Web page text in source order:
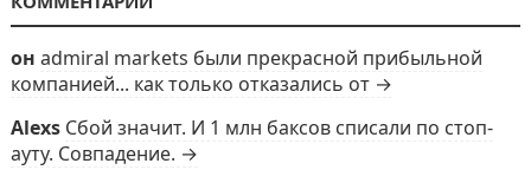
он admiral markets были прекрасной прибыльной
компанией... как только отказались от →
Alexs Сбой значит. И 1 млн баксов списали по стоп-
ауту. Совпадение. →